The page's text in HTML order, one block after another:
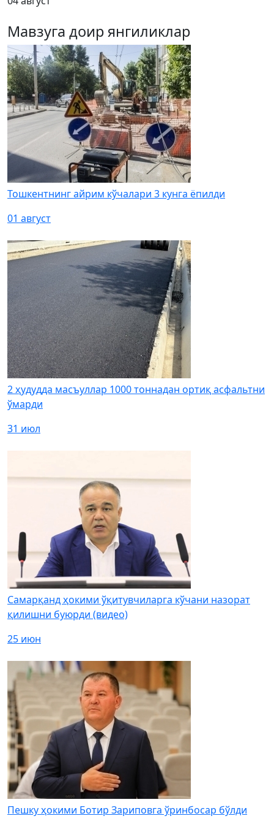
Мавзуга доир янгиликлар
Тошкентнинг айрим кўчалари 3 кунга ёпилди
01 август
2 ҳудудда масъуллар 1000 тоннадан ортиқ асфальтни
ўмарди
31 июл
Самарқанд ҳокими ўқитувчиларга кўчани назорат
қилишни буюрди (видео)
25 июн
Пешку ҳокими Ботир Зариповга ўринбосар бўлди